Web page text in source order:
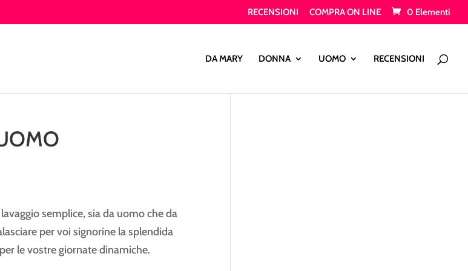
RECENSIONI COMPRA ON LINE 0 Elementi
DA MARY DONNA UOMO RECENSIONI
Products
semplice, sia da uomo che da
per voi signorine la splendida
le vostre giornate dinamiche.